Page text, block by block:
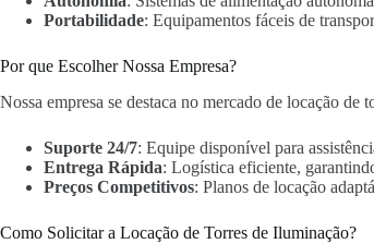
Portabilidade: Equipamentos fáceis de
Por que Escolher Nossa Empresa?
Nossa empresa se destaca no mercado de locação
Suporte 24/7: Equipe disponível para
Entrega Rápida: Logística eficiente,
Preços Competitivos: Planos de locação
Como Solicitar a Locação de Torres de Iluminação?